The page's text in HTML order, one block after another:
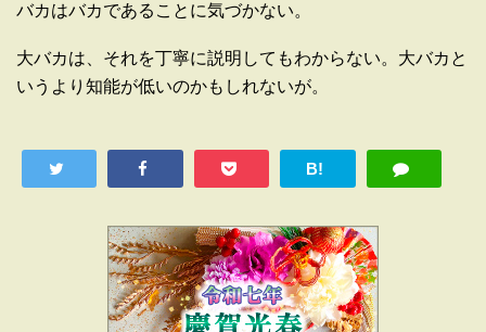
バカはバカであることに気づかない。
大バカは、それを丁寧に説明してもわからない。大バカと
いうより知能が低いのかもしれないが。
B!